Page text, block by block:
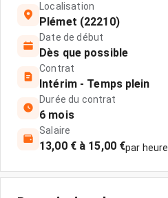
Localisation
Plémet (22210)
Date de début
Dès que possible
Contrat
Intérim - Temps plein
Durée du contrat
6 mois
Salaire
13,00 € à 15,00 €par heure